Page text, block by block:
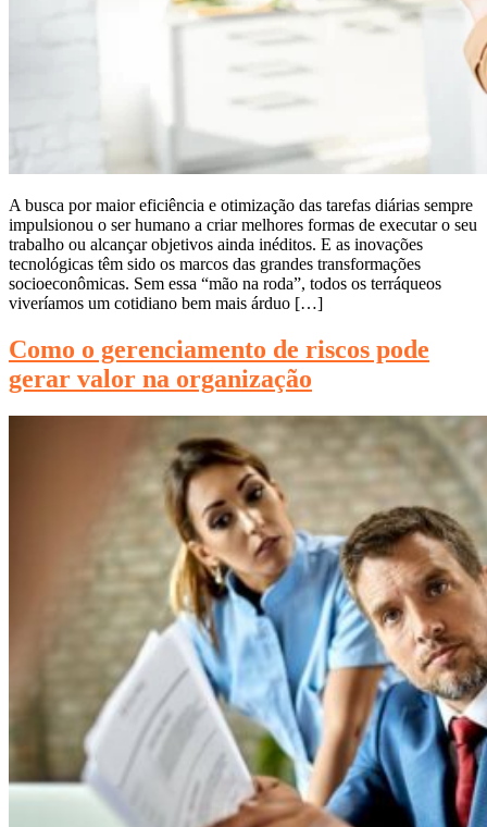
A busca por maior eficiência e otimização das tarefas diárias sempre
impulsionou o ser humano a criar melhores formas de executar o seu
trabalho ou alcançar objetivos ainda inéditos. E as inovações
tecnológicas têm sido os marcos das grandes transformações
socioeconômicas. Sem essa “mão na roda”, todos os terráqueos
viveríamos um cotidiano bem mais árduo […]
Como o gerenciamento de riscos pode
gerar valor na organização